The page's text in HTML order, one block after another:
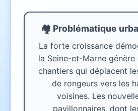
🏘️ Problématique
La forte croissance
la Seine-et-Marne
chantiers qui déplacent
de rongeurs vers les
voisines. Les
pavillonnaires, dont